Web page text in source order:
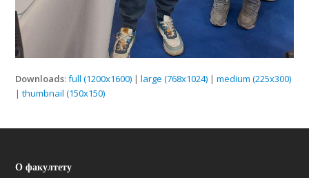
Downloads:full (1200x1600) |large (768x1024) |medium (225x300)
|thumbnail (150x150)
О факултету